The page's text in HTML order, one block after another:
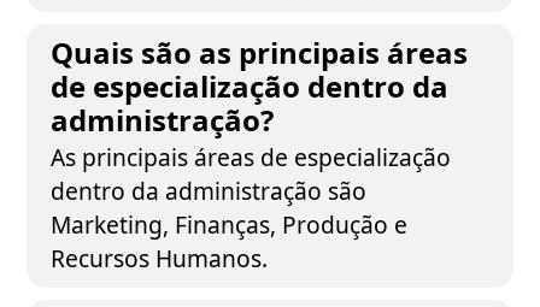
Quais são as principais áreas
de especialização dentro da
administração?
As principais áreas de especialização
dentro da administração são
Marketing, Finanças, Produção e
Recursos Humanos.